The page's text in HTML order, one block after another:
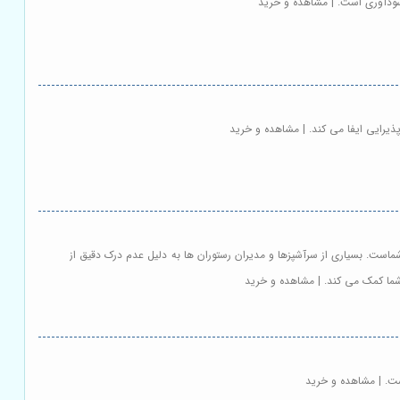
ایفا می کند. | مشاهده و خرید
بسیاری از سرآشپزها و مدیران رستوران ها به دلیل عدم درک دقیق از
شما کمک می کند. | مشاهده و خرید
| مشاهده و خرید